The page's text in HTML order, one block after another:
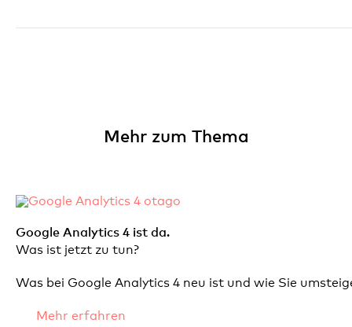
Mehr zum Thema
Google Analytics 4 ist da.
Was ist jetzt zu tun?
Was bei Google Analytics 4 neu ist und wie Sie
Mehr erfahren